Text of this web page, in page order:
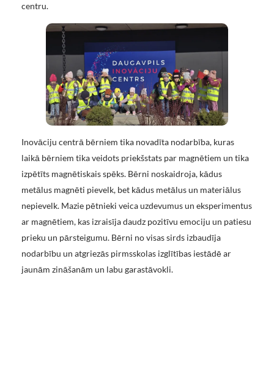
centru.
Inovāciju centrā bērniem tika novadīta nodarbība, kuras
laikā bērniem tika veidots priekšstats par magnētiem un tika
izpētīts magnētiskais spēks. Bērni noskaidroja, kādus
metālus magnēti pievelk, bet kādus metālus un materiālus
nepievelk. Mazie pētnieki veica uzdevumus un eksperimentus
ar magnētiem, kas izraisīja daudz pozitīvu emociju un patiesu
prieku un pārsteigumu. Bērni no visas sirds izbaudīja
nodarbību un atgriezās pirmsskolas izglītības iestādē ar
jaunām zināšanām un labu garastāvokli.